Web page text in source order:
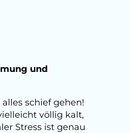
und
schief gehen!
völlig kalt,
Stress ist genau